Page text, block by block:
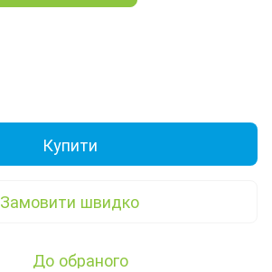
Купити
Замовити швидко
До обраного